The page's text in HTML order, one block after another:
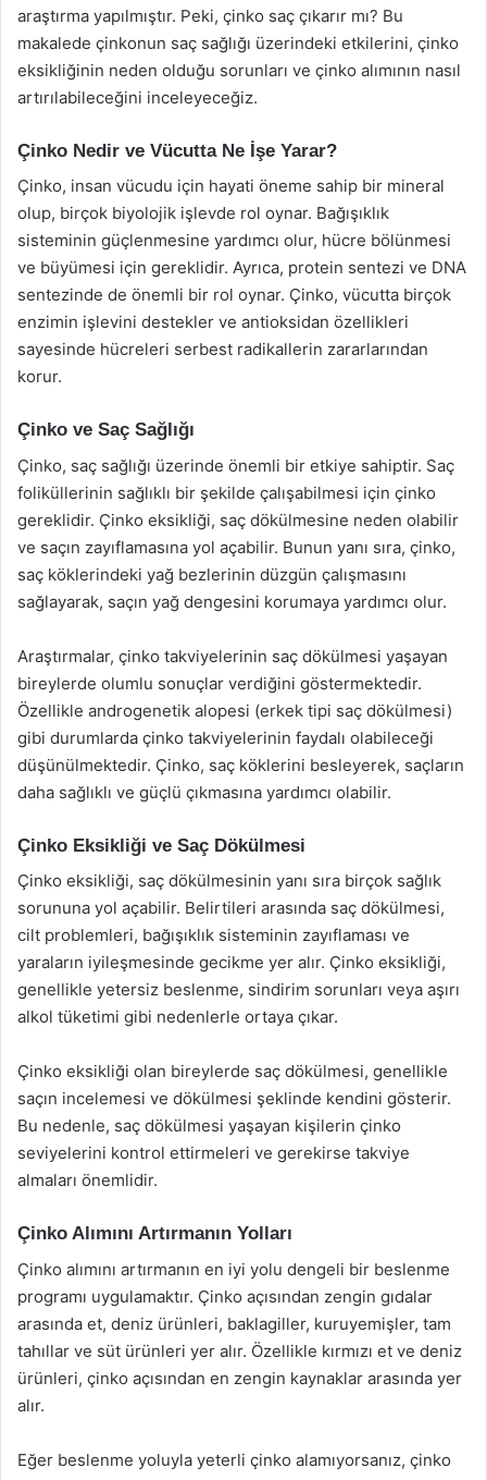
araştırma yapılmıştır. Peki, çinko saç çıkarır mı? Bu
makalede çinkonun saç sağlığı üzerindeki etkilerini, çinko
eksikliğinin neden olduğu sorunları ve çinko alımının nasıl
artırılabileceğini inceleyeceğiz.
Çinko Nedir ve Vücutta Ne İşe Yarar?
Çinko, insan vücudu için hayati öneme sahip bir mineral
olup, birçok biyolojik işlevde rol oynar. Bağışıklık
sisteminin güçlenmesine yardımcı olur, hücre bölünmesi
ve büyümesi için gereklidir. Ayrıca, protein sentezi ve DNA
sentezinde de önemli bir rol oynar. Çinko, vücutta birçok
enzimin işlevini destekler ve antioksidan özellikleri
sayesinde hücreleri serbest radikallerin zararlarından
korur.
Çinko ve Saç Sağlığı
Çinko, saç sağlığı üzerinde önemli bir etkiye sahiptir. Saç
foliküllerinin sağlıklı bir şekilde çalışabilmesi için çinko
gereklidir. Çinko eksikliği, saç dökülmesine neden olabilir
ve saçın zayıflamasına yol açabilir. Bunun yanı sıra, çinko,
saç köklerindeki yağ bezlerinin düzgün çalışmasını
sağlayarak, saçın yağ dengesini korumaya yardımcı olur.
Araştırmalar, çinko takviyelerinin saç dökülmesi yaşayan
bireylerde olumlu sonuçlar verdiğini göstermektedir.
Özellikle androgenetik alopesi (erkek tipi saç dökülmesi)
gibi durumlarda çinko takviyelerinin faydalı olabileceği
düşünülmektedir. Çinko, saç köklerini besleyerek, saçların
daha sağlıklı ve güçlü çıkmasına yardımcı olabilir.
Çinko Eksikliği ve Saç Dökülmesi
Çinko eksikliği, saç dökülmesinin yanı sıra birçok sağlık
sorununa yol açabilir. Belirtileri arasında saç dökülmesi,
cilt problemleri, bağışıklık sisteminin zayıflaması ve
yaraların iyileşmesinde gecikme yer alır. Çinko eksikliği,
genellikle yetersiz beslenme, sindirim sorunları veya aşırı
alkol tüketimi gibi nedenlerle ortaya çıkar.
Çinko eksikliği olan bireylerde saç dökülmesi, genellikle
saçın incelemesi ve dökülmesi şeklinde kendini gösterir.
Bu nedenle, saç dökülmesi yaşayan kişilerin çinko
seviyelerini kontrol ettirmeleri ve gerekirse takviye
almaları önemlidir.
Çinko Alımını Artırmanın Yolları
Çinko alımını artırmanın en iyi yolu dengeli bir beslenme
programı uygulamaktır. Çinko açısından zengin gıdalar
arasında et, deniz ürünleri, baklagiller, kuruyemişler, tam
tahıllar ve süt ürünleri yer alır. Özellikle kırmızı et ve deniz
ürünleri, çinko açısından en zengin kaynaklar arasında yer
alır.
Eğer beslenme yoluyla yeterli çinko alamıyorsanız, çinko